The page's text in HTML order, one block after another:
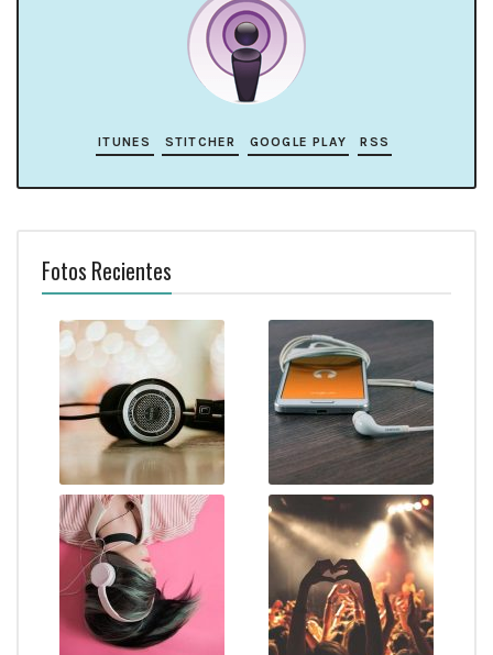
ITUNES STITCHER GOOGLE PLAY RSS
Fotos Recientes